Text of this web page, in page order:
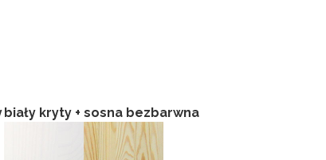
biały kryty + sosna bezbarwna